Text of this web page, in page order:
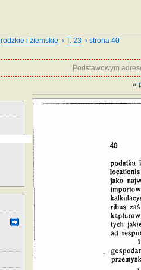
i ziemskie ›T. 23 › strona 40
Podstawowym
«